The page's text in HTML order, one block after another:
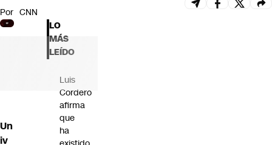
Por CNN
Un
iv
LO
MÁS
LEÍDO
Luis
Cordero
afirma
que
ha